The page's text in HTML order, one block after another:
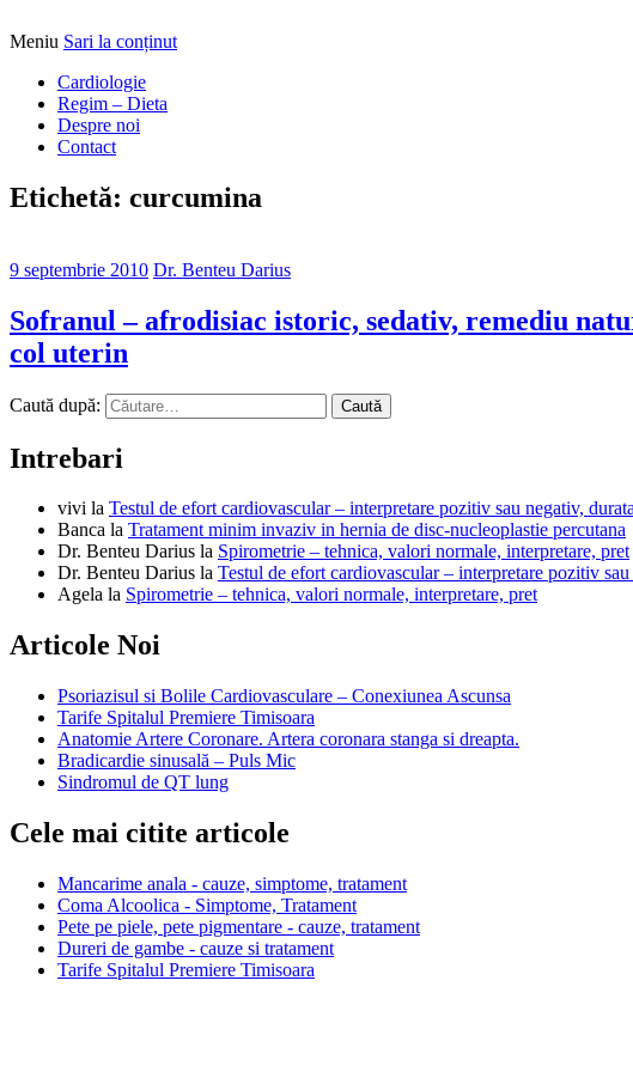
DrBendo.ro
Alimentatia sa iti fie medicatia
Meniu Sari la conținut
Cardiologie
Regim – Dieta
Despre noi
Contact
Etichetă: curcumina
9 septembrie 2010 Dr. Benteu Darius
Sofranul – afrodisiac istoric, sedativ, remediu
col uterin
Caută după:
Intrebari
vivi la Testul de efort cardiovascular – interpretare pozitiv sau negativ,
Banca la Tratament minim invaziv in hernia de disc-nucleoplastie percutana
Dr. Benteu Darius la Spirometrie – tehnica, valori normale, interpretare, pret
Dr. Benteu Darius la Testul de efort cardiovascular – interpretare pozitiv
Agela la Spirometrie – tehnica, valori normale, interpretare, pret
Articole Noi
Psoriazisul si Bolile Cardiovasculare – Conexiunea Ascunsa
Tarife Spitalul Premiere Timisoara
Anatomie Artere Coronare. Artera coronara stanga si dreapta.
Bradicardie sinusală – Puls Mic
Sindromul de QT lung
Cele mai citite articole
Mancarime anala - cauze, simptome, tratament
Coma Alcoolica - Simptome, Tratament
Pete pe piele, pete pigmentare - cauze, tratament
Dureri de gambe - cauze si tratament
Tarife Spitalul Premiere Timisoara